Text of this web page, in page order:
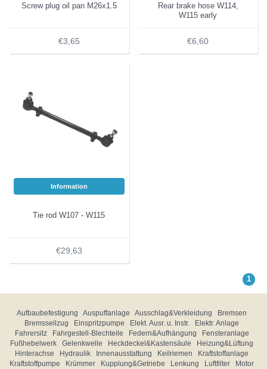
Screw plug oil pan M26x1.5
€3,65
Rear brake hose W114,
W115 early
€6,60
Information
Tie rod W107 - W115
€29,63
1
Aufbaubefestigung Auspuffanlage Ausschlag&Verkleidung
Bremsen
Bremsseilzug
Einspritzpumpe Elekt. Ausr. u. Instr.
Elektr. Anlage
Fahrersitz
Fahrgestell-Blechteile Federn&Aufhängung
Fensteranlage
Fußhebelwerk
Gelenkwelle Heckdeckel&Kastensäule
Heizung&Lüftung
Hinterachse
Hydraulik Innenausstattung Keilriemen
Kraftstoffanlage
Kraftstoffpumpe
Krümmer Kupplung&Getriebe Lenkung Luftfilter
Motor